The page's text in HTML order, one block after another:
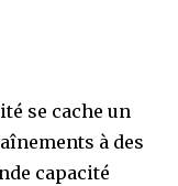
se cache un
à des
capacité